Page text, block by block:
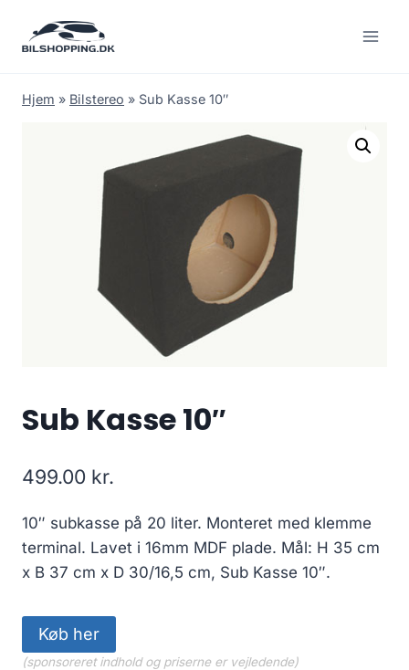
Hjem » Bilstereo » Sub Kasse 10″
Sub Kasse 10″
499.00 kr.
10″ subkasse på 20 liter. Monteret med klemme
terminal. Lavet i 16mm MDF plade. Mål: H 35 cm
x B 37 cm x D 30/16,5 cm, Sub Kasse 10″.
Køb her
(sponsoreret indhold og priserne er vejledende)